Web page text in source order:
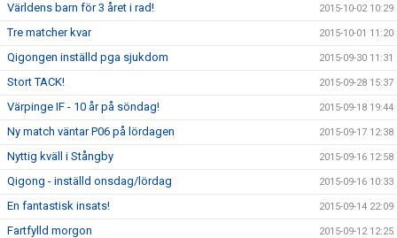
Världens barn för 3 året i rad! 2015-10-02 10:29
Tre matcher kvar 2015-10-01 11:20
Qigongen inställd pga sjukdom 2015-09-30 11:31
Stort TACK! 2015-09-28 15:37
Värpinge IF - 10 år på söndag! 2015-09-18 19:44
Ny match väntar P06 på lördagen 2015-09-17 12:38
Nyttig kväll i Stångby 2015-09-16 12:58
Qigong - inställd onsdag/lördag 2015-09-16 10:33
En fantastisk insats! 2015-09-14 22:09
Fartfylld morgon 2015-09-12 12:25